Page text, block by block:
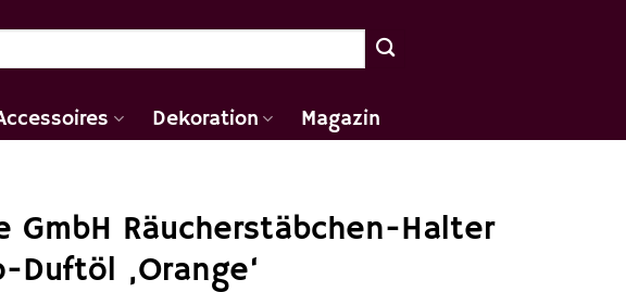
Dekoration Magazin
GmbH Räucherstäbchen-Halter
Duftöl ‚Orange‘